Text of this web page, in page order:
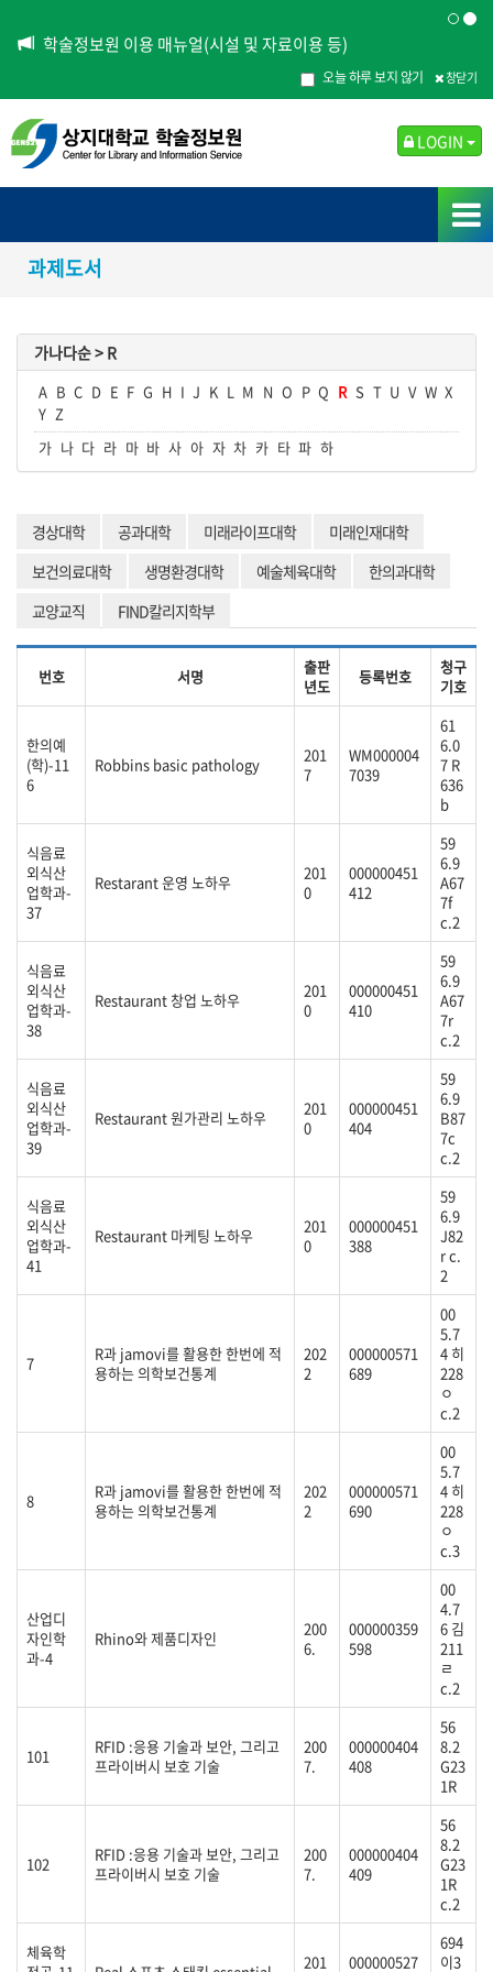
학술정보원 이용 매뉴얼(시설 및 자료이용 등)
오늘 하루 보지 않기 창닫기
LOGIN
과제도서
가나다순 > R
A B C D E F G H I J K L M N O P Q R S T U V W X
Y Z
가 나 다 라 마 바 사 아 자 차 카 타 파 하
경상대학 공과대학 미래라이프대학
미래인재대학
보건의료대학
생명환경대학 예술체육대학
한의과대학
교양교직
FIND칼리지학부
번호 서명
출판
년도
등록번호
청구
기호
한의예
(학)-11
6
Robbins basic pathology
201
7
WM000004
7039
61
6.0
7 R
636
b
식음료
외식산
업학과-
37
Restarant 운영 노하우
201
0
000000451
412
59
6.9
A67
7f
c.2
식음료
외식산
업학과-
38
Restaurant 창업 노하우
201
0
000000451
410
59
6.9
A67
7r
c.2
식음료
외식산
업학과-
39
Restaurant 원가관리 노하우
201
0
000000451
404
59
6.9
B87
7c
c.2
식음료
외식산
업학과-
41
Restaurant 마케팅 노하우
201
0
000000451
388
59
6.9
J82
r c.
2
7
R과 jamovi를 활용한 한번에 적
용하는 의학보건통계
202
2
000000571
689
00
5.7
4 히
228
ㅇ
c.2
8
R과 jamovi를 활용한 한번에 적
용하는 의학보건통계
202
2
000000571
690
00
5.7
4 히
228
ㅇ
c.3
산업디
자인학
과-4
Rhino와 제품디자인
200
6.
000000359
598
00
4.7
6 김
211
ㄹ
c.2
101
RFID :응용 기술과 보안, 그리고
프라이버시 보호 기술
200
7.
000000404
408
56
8.2
G23
1R
102
RFID :응용 기술과 보안, 그리고
프라이버시 보호 기술
200
7.
000000404
409
56
8.2
G23
1R
c.2
체육학
201
000000527
694
이3